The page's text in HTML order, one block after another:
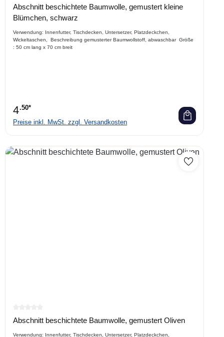
Durchschnittliche Bewertung von 0 von 5 Sternen
Abschnitt beschichtete Baumwolle, gemustert kleine
Blümchen, schwarz
Verwendung: Innenfutter, Tischdecken, Untersetzer, Platzdeckchen,
Wickeltaschen, Beschreibung gemusterter Baumwollstoff, abwaschbar Größe
: 50 cm lang x 70 cm breit
4.50*
Preise inkl. MwSt. zzgl. Versandkosten
Durchschnittliche Bewertung von 0 von 5 Sternen
Abschnitt beschichtete Baumwolle, gemustert Oliven
Verwendung: Innenfutter, Tischdecken, Untersetzer, Platzdeckchen,